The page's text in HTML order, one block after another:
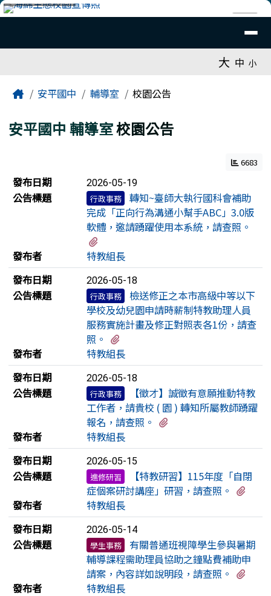
跳至主內容區
臺南市安平國中全球資訊網
大 中 小
主內容區域
Home安平國中 輔導室 校園公告
安平國中 輔導室校園公告
6683
新聞列表
發布日期 2026-05-19
公告標題 行政事務
轉知~臺師大執行國科會補助
完成「正向行為溝通小幫手ABC」3.0版
軟體，邀請踴躍使用本系統，請查照。
發布者
特教組長
發布日期
2026-05-18
公告標題 行政事務
檢送修正之本市高級中等以下
學校及幼兒園申請時薪制特教助理人員
服務實施計畫及修正對照表各1份，請查
照。
發布者
特教組長
發布日期
2026-05-18
公告標題 行政事務
【徵才】誠徵有意願推動特教
⼯作者，請貴校 ( 園 ) 轉知所屬教師踴躍
報名，請查照。
發布者
特教組長
發布日期
2026-05-15
公告標題 進修研習
【特教研習】115年度「自閉
症個案研討講座」研習，請查照。
發布者
特教組長
發布日期
2026-05-14
公告標題 學生事務
有關普通班視障學生參與暑期
輔導課程需助理員協助之鐘點費補助申
請案，內容詳如說明段，請查照。
發布者
特教組長
頁尾區域